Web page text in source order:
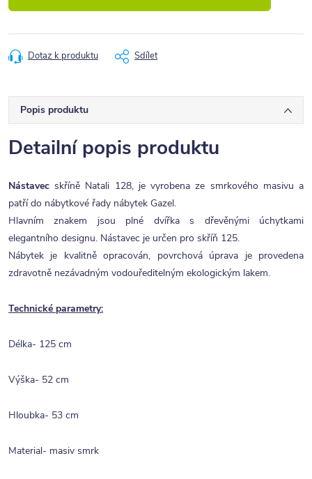
Dotaz k produktu Sdílet
Popis produktu
Detailní popis produktu
Nástavec skříně Natali 128, je vyrobena ze smrkového masivu a
patří do nábytkové řady nábytek Gazel.
Hlavním znakem jsou plné dvířka s dřevěnými úchytkami
elegantního designu. Nástavec je určen pro skříň 125.
Nábytek je kvalitně opracován, povrchová úprava je provedena
zdravotně nezávadným vodouředitelným ekologickým lakem.
Technické parametry:
Délka- 125 cm
Výška- 52 cm
Hloubka- 53 cm
Material- masiv smrk